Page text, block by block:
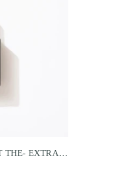
VERSATILE PARIS CULOT THE- EXTRAIT DE PARFUM